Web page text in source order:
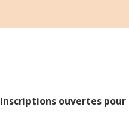
Inscriptions ouvertes pour